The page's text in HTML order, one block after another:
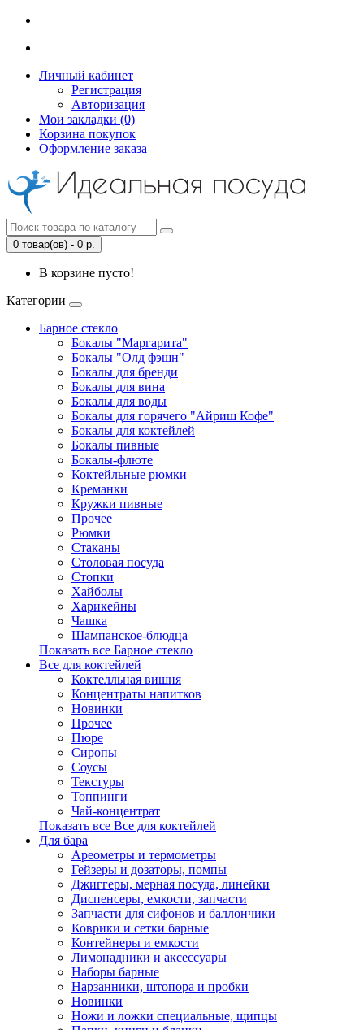
Личный кабинет
Регистрация
Авторизация
Мои закладки (0)
Корзина покупок
Оформление заказа
0 товар(ов) - 0 р.
В корзине пусто!
Категории
Барное стекло
Бокалы "Маргарита"
Бокалы "Олд фэшн"
Бокалы для бренди
Бокалы для вина
Бокалы для воды
Бокалы для горячего "Айриш Кофе"
Бокалы для коктейлей
Бокалы пивные
Бокалы-флюте
Коктейльные рюмки
Креманки
Кружки пивные
Прочее
Рюмки
Стаканы
Столовая посуда
Стопки
Хайболы
Харикейны
Чашка
Шампанское-блюдца
Показать все Барное стекло
Все для коктейлей
Коктелльная вишня
Концентраты напитков
Новинки
Прочее
Пюре
Сиропы
Соусы
Текстуры
Топпинги
Чай-концентрат
Показать все Все для коктейлей
Для бара
Ареометры и термометры
Гейзеры и дозаторы, помпы
Джиггеры, мерная посуда, линейки
Диспенсеры, емкости, запчасти
Запчасти для сифонов и баллончики
Коврики и сетки барные
Контейнеры и емкости
Лимонадники и аксессуары
Наборы барные
Нарзанники, штопора и пробки
Новинки
Ножи и ложки специальные, щипцы